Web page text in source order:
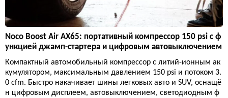
Noco Boost Air AX65: портативный компрессор 150 psi с ф
ункцией джамп-стартера и цифровым автовыключением
Компактный автомобильный компрессор с литий-ионным ак
кумулятором, максимальным давлением 150 psi и потоком 3.
0 cfm. Быстро накачивает шины легковых авто и SUV, оснащё
н цифровым дисплеем, автовыключением, светодиодным ф